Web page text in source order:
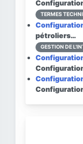
TERMES
pétroliers…
GESTION DE